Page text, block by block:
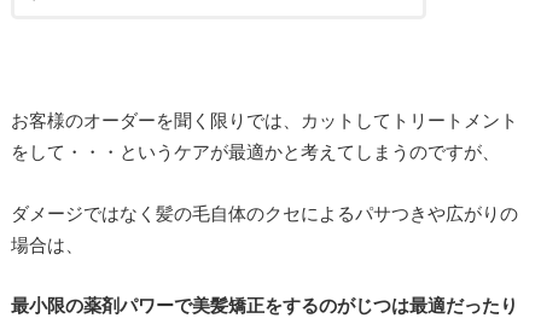
お客様のオーダーを聞く限りでは、カットしてトリートメント
をして・・・というケアが最適かと考えてしまうのですが、
ダメージではなく髪の毛自体のクセによるパサつきや広がりの
場合は、
最小限の薬剤パワーで美髪矯正をするのがじつは最適だったり